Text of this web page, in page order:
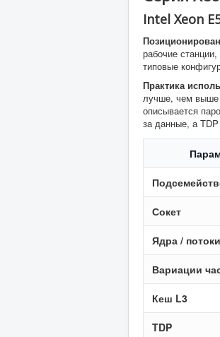
Intel Xeon
рабочие
типовые
Практика
лучше, чем выше
описывается
за данные, а
Сокет
Ядра / потоки
Вариации
Кеш L3
TDP